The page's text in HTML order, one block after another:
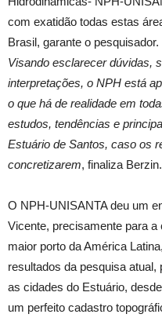
com exatidão todas estas
Brasil, garante o pesquisador.
Visando esclarecer dúvidas,
interpretações, o NPH está
o que há de realidade em
estudos, tendências e
Estuário de Santos, caso os
concretizarem, finaliza Berzin.
O NPH-UNISANTA deu um
Vicente, precisamente para
maior porto da América
resultados da pesquisa atual,
as cidades do Estuário,
um perfeito cadastro